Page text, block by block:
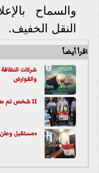
والسماح
النقل الخفيف.
اقرأ أيضاً
شركات
والقوارض
11 شخص تم طعنهم بإسطنبول من قبل مجهول
«مستقبل وطن»